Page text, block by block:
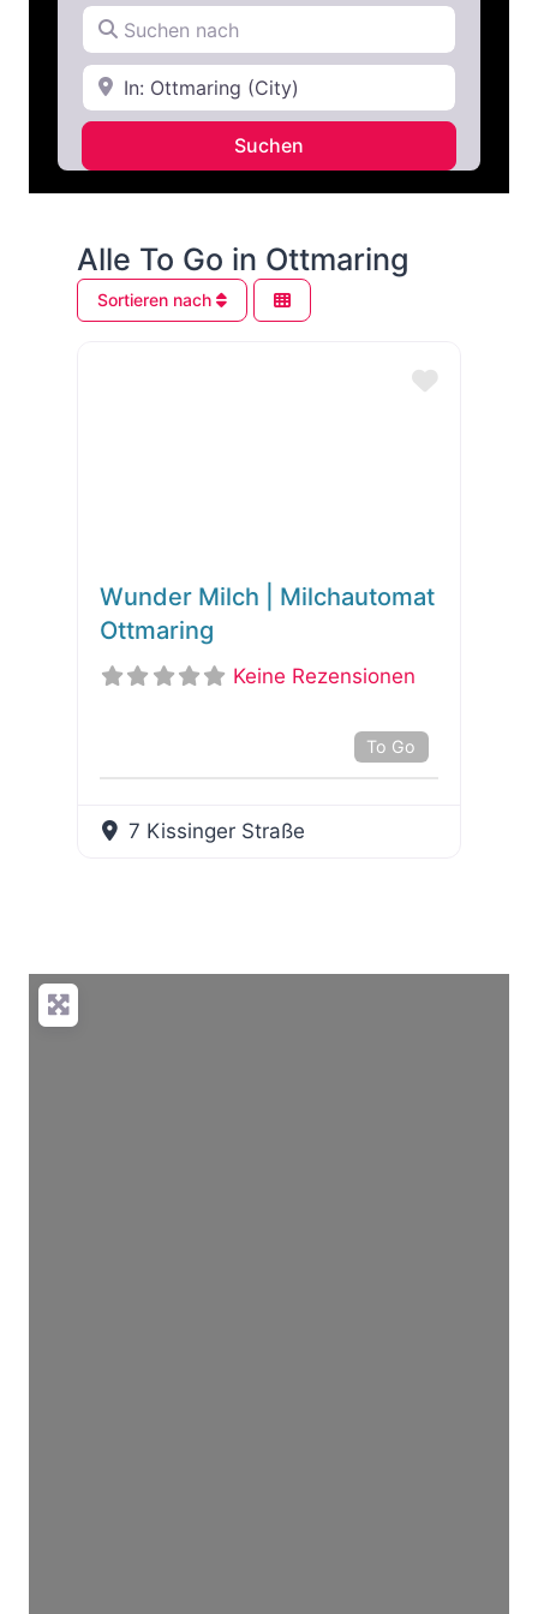
Suchen nach
In der Nähe
Suchen
Alle To Go in Ottmaring
Sortieren nach
Wunder Milch | Milchautomat
Ottmaring
Keine Rezensionen
To Go
7 Kissinger Straße